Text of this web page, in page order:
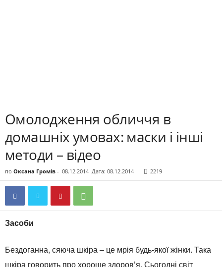
Омолодження обличчя в
домашніх умовах: маски і інші
методи – відео
по Оксана Громів - 08.12.2014 Дата: 08.12.2014 2219
Засоби
Бездоганна, сяюча шкіра – це мрія будь-якої жінки. Така
шкіра говорить про хороше здоров’я. Сьогодні світ